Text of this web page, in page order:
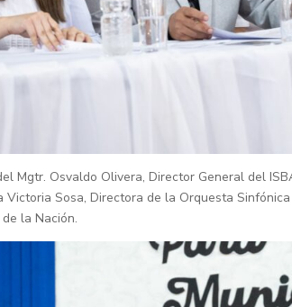
Mgtr. Osvaldo Olivera, Director General del
Victoria Sosa, Directora de la Orquesta
la Nación.